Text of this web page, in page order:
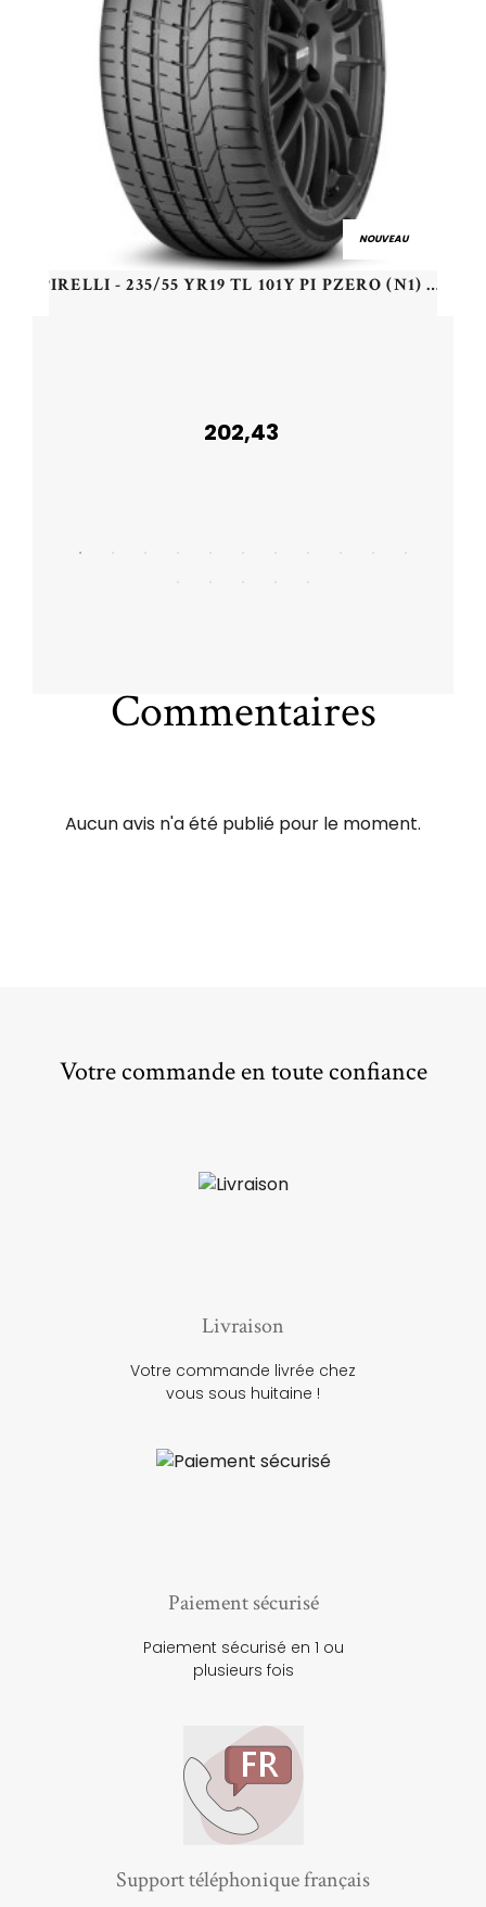
NOUVEAU
PIRELLI - 235/55 YR19 TL 101Y PI PZERO (N1) - 2355519 - BAB
202,43
Commentaires
Aucun avis n'a été publié pour le moment.
Votre commande en toute confiance
Livraison
Votre commande livrée chez
vous sous huitaine !
Paiement sécurisé
Paiement sécurisé en 1 ou
plusieurs fois
Support téléphonique français